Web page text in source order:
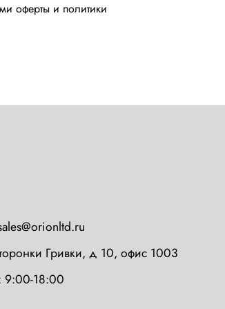
оферты и политики
Гривки, д 10, офис 1003
9:00-18:00